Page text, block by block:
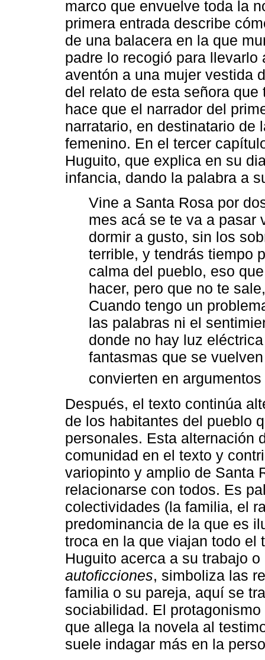
marco que envuelve toda la
primera entrada describe
de una balacera en la que
padre lo recogió para
aventón a una mujer vestida
del relato de esta señora
hace que el narrador del
narratario, en destinatario de
femenino. En el tercer
Huguito, que explica en su
infancia, dando la palabra a
Vine a Santa Rosa por
mes acá se te va a pasar
dormir a gusto, sin los
terrible, y tendrás tiempo
calma del pueblo, eso
hacer, pero que no te
Cuando tengo un
las palabras ni el
donde no hay luz
fantasmas que se
convierten en argumentos
Después, el texto continúa
de los habitantes del pueblo
personales. Esta alternación
comunidad en el texto y
variopinto y amplio de Santa
relacionarse con todos. Es
colectividades (la familia, el
predominancia de la que es
troca en la que viajan todo el
Huguito acerca a su trabajo
autoficciones, simboliza las
familia o su pareja, aquí se
sociabilidad. El
que allega la novela al
suele indagar más en la